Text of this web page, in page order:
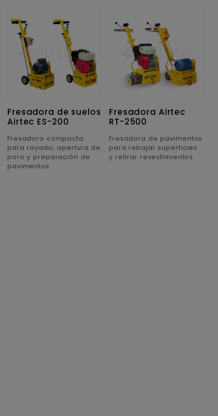
Fresadora de suelos
Airtec ES-200
Fresadora compacta
para rayado, apertura de
poro y preparación de
pavimentos
Fresadora Airtec
RT-2500
Fresadora de pavimentos
para rebajar superficies
y retirar revestimientos